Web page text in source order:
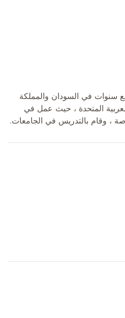
سنوات في السودان والمملكة
العربية المتحدة ، حيث عمل في
، وقام بالتدريس في الجامعات.